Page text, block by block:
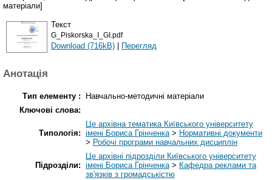
матеріали]
Текст
G_Piskorska_I_GI.pdf
Download (716kB) | Перегляд
Анотація
Тип елементу :
Навчально-методичні матеріали
Ключові слова:
Типологія:
Це архівна тематика Київського університету
імені Бориса Грінченка> Нормативні документи
> Робочі програми навчальних дисциплін
Підрозділи:
Це архівні підрозділи Київського університету
імені Бориса Грінченка> Кафедра реклами та
зв'язків з громадськістю